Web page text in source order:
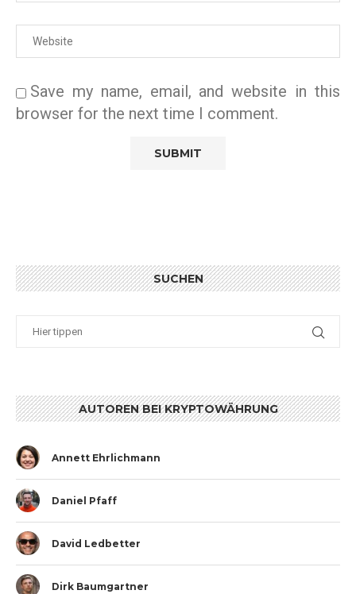
Save my name, email, and website in this
browser for the next time I comment.
SUCHEN
AUTOREN BEI KRYPTOWÄHRUNG
Annett Ehrlichmann
Daniel Pfaff
David Ledbetter
Dirk Baumgartner